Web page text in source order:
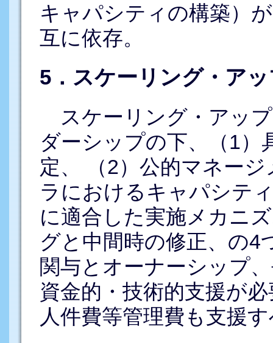
キャパシティの構築）
互に依存。
5．スケーリング・ア
スケーリング・アッ
ダーシップの下、（1）
定、 （2）公的マネー
ラにおけるキャパシテ
に適合した実施メカニ
グと中間時の修正、の4
関与とオーナーシップ
資金的・技術的支援が
人件費等管理費も支援